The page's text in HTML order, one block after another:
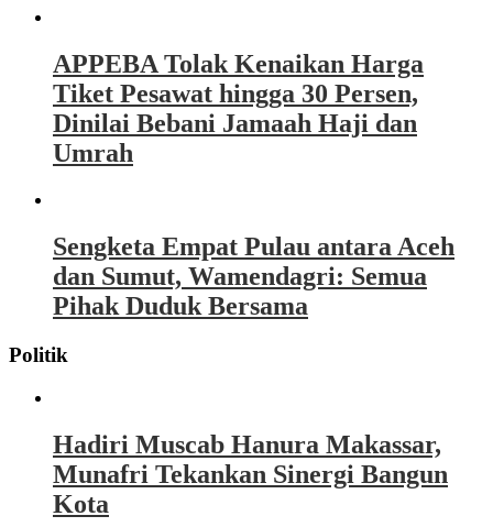
APPEBA Tolak Kenaikan Harga
Tiket Pesawat hingga 30 Persen,
Dinilai Bebani Jamaah Haji dan
Umrah
Sengketa Empat Pulau antara Aceh
dan Sumut, Wamendagri: Semua
Pihak Duduk Bersama
Politik
Hadiri Muscab Hanura Makassar,
Munafri Tekankan Sinergi Bangun
Kota